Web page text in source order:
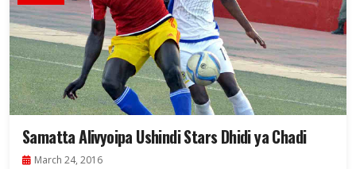
Samatta Alivyoipa Ushindi Stars Dhidi ya Chadi
March 24, 2016